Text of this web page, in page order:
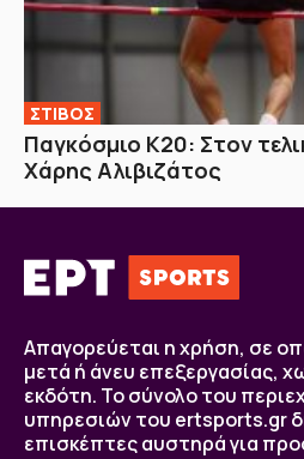
ΣΤΙΒΟΣ
Παγκόσμιο Κ20: Στον
Χάρης Αλιβιζάτος
Απαγορεύεται η χρήση, σε
μετά ή άνευ επεξεργασίας,
εκδότη. Το σύνολο του
υπηρεσιών του ertsports.gr
επισκέπτες αυστηρά για